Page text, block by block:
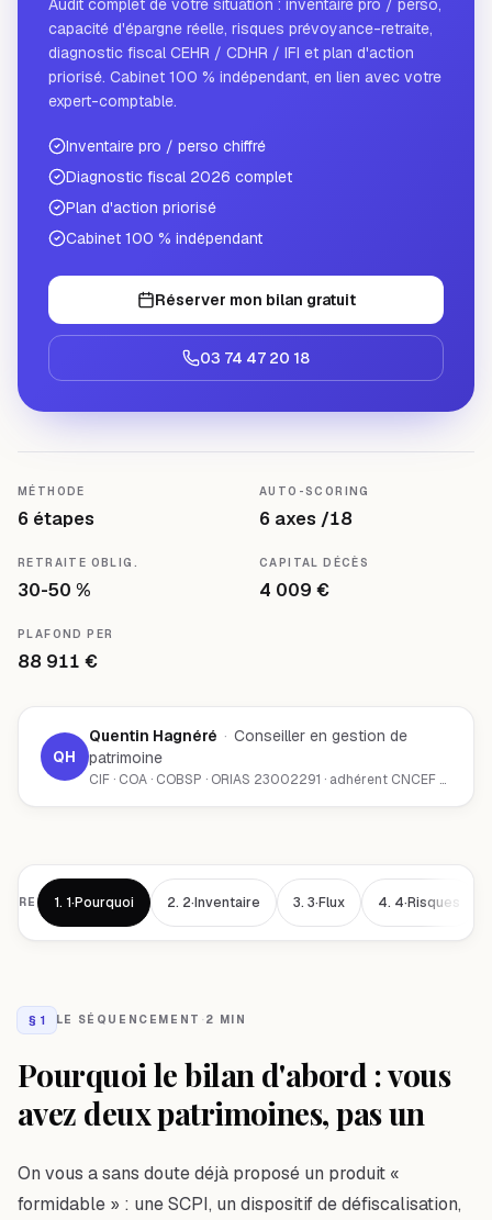
capacité d'épargne réelle, risques prévoyance-retraite,
diagnostic fiscal CEHR / CDHR / IFI et plan d'action
priorisé. Cabinet 100 % indépendant, en lien avec votre
expert-comptable.
Inventaire pro / perso chiffré
Diagnostic fiscal 2026 complet
Plan d'action priorisé
Cabinet 100 % indépendant
Réserver mon bilan gratuit
03 74 47 20 18
MÉTHODE
6 étapes
AUTO-SCORING
6 axes /18
RETRAITE OBLIG.
30-50 %
CAPITAL DÉCÈS
4 009 €
PLAFOND PER
88 911 €
QH
Quentin Hagnéré · Conseiller en gestion de
patrimoine
CIF · COA · COBSP · ORIAS 23002291 · adhérent CNCEF Patrimoine · Chambéry (73000)
1. 1·Pourquoi 2. 2·Inventaire 3. 3·Flux 4. 4·Risques
§ 1 LE SÉQUENCEMENT · 2 MIN
Pourquoi le bilan d'abord : vous
avez deux patrimoines, pas un
On vous a sans doute déjà proposé un produit «
formidable » : une SCPI, un dispositif de défiscalisation,